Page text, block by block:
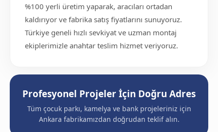
%100 yerli üretim yaparak, aracıları ortadan
kaldırıyor ve fabrika satış fiyatlarını sunuyoruz.
Türkiye geneli hızlı sevkiyat ve uzman montaj
ekiplerimizle anahtar teslim hizmet veriyoruz.
Profesyonel Projeler İçin Doğru Adres
Tüm çocuk parkı, kamelya ve bank projeleriniz için
Ankara fabrikamızdan doğrudan teklif alın.